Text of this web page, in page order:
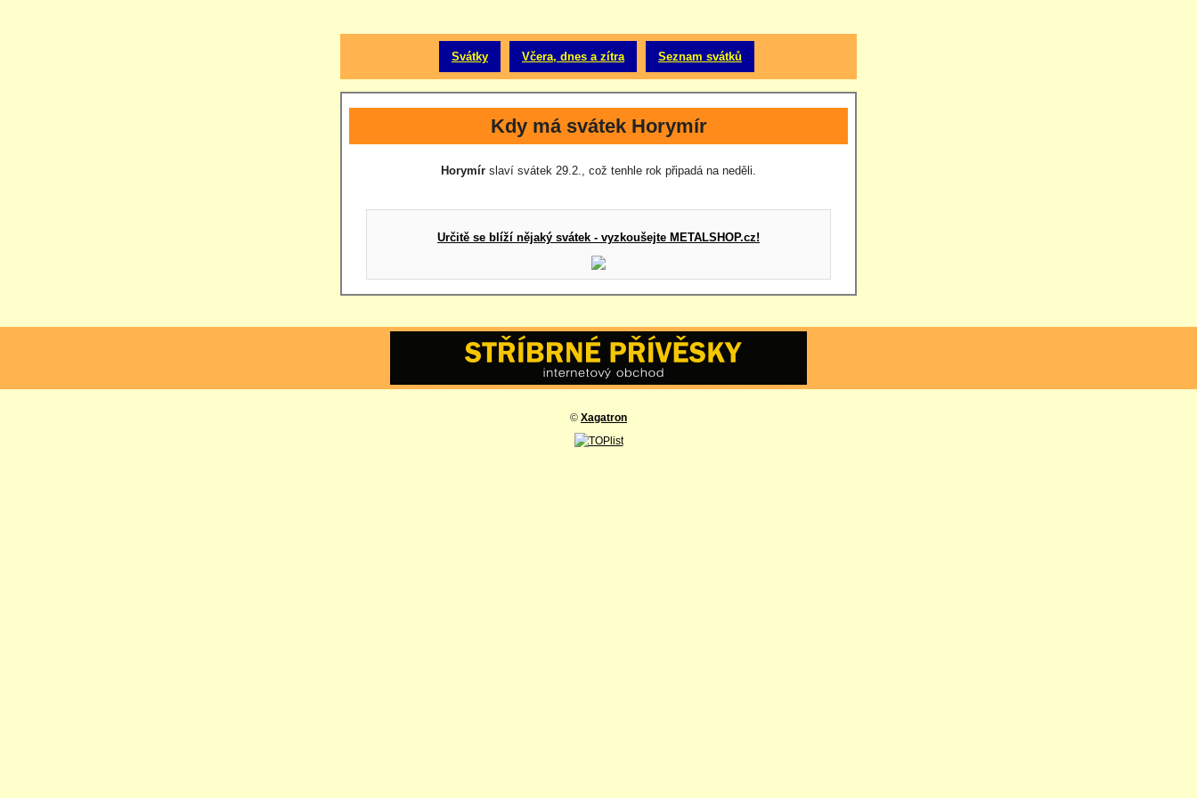
Svátky Včera, dnes a zítra Seznam svátků
Kdy má svátek Horymír
Horymír slaví svátek 29.2., což tenhle rok připadá na neděli.
Určitě se blíží nějaký svátek - vyzkoušejte METALSHOP.cz!
© Xagatron